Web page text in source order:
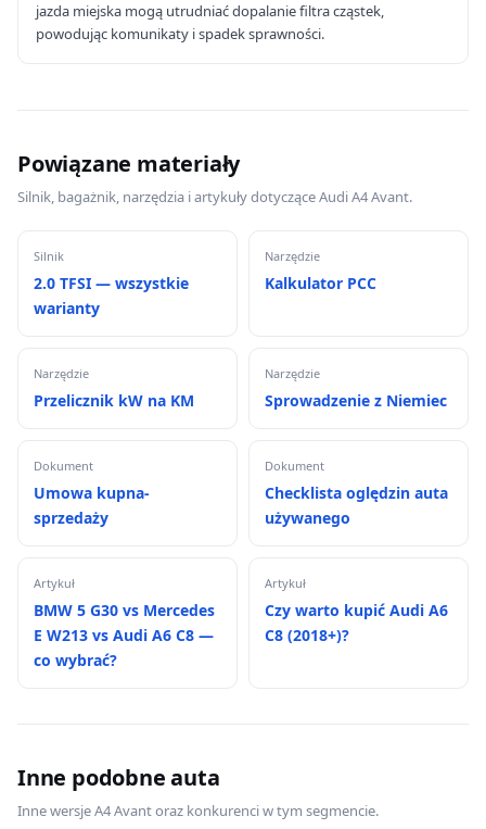
jazda miejska mogą utrudniać dopalanie filtra cząstek,
powodując komunikaty i spadek sprawności.
Powiązane materiały
Silnik, bagażnik, narzędzia i artykuły dotyczące Audi A4 Avant.
Silnik
2.0 TFSI — wszystkie
warianty
Narzędzie
Kalkulator PCC
Narzędzie
Przelicznik kW na KM
Narzędzie
Sprowadzenie z Niemiec
Dokument
Umowa kupna-
sprzedaży
Dokument
Checklista oględzin auta
używanego
Artykuł
BMW 5 G30 vs Mercedes
E W213 vs Audi A6 C8 —
co wybrać?
Artykuł
Czy warto kupić Audi A6
C8 (2018+)?
Inne podobne auta
Inne wersje A4 Avant oraz konkurenci w tym segmencie.